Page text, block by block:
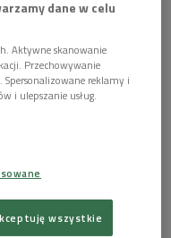
gdzie od 1973
New England
roku 2004 dyrektorem
dane w celu
Aktywne skanowanie
Przechowywanie
reklamy i
i ulepszanie usług.
wszystkie